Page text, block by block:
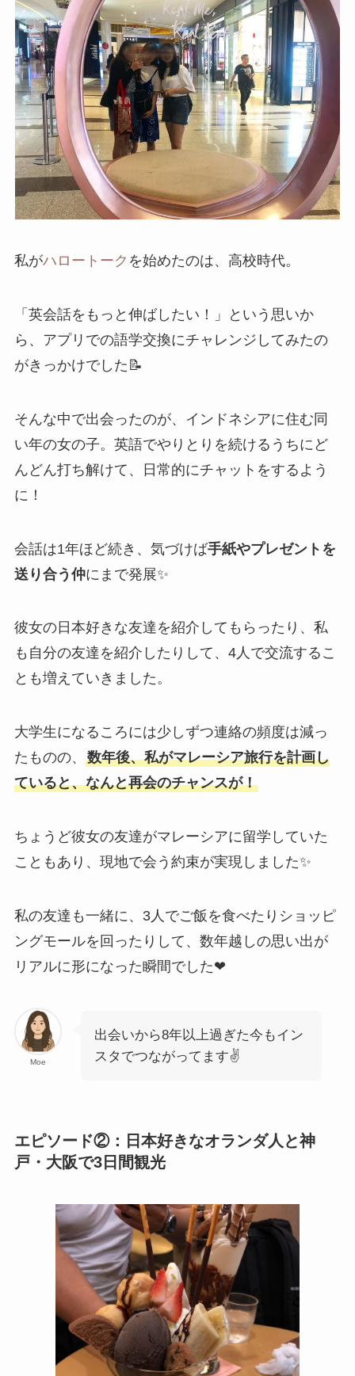
私がハロートーク を始めたのは、高校時代。
「英会話をもっと伸ばしたい！」という思いか
ら、アプリでの語学交換にチャレンジしてみたの
がきっかけでした📝
そんな中で出会ったのが、インドネシアに住む同
い年の女の子。英語でやりとりを続けるうちにど
んどん打ち解けて、日常的にチャットをするよう
に！
会話は1年ほど続き、気づけば手紙やプレゼントを
送り合う仲にまで発展✨
彼女の日本好きな友達を紹介してもらったり、私
も自分の友達を紹介したりして、4人で交流するこ
とも増えていきました。
大学生になるころには少しずつ連絡の頻度は減っ
たものの、 数年後、私がマレーシア旅行を計画し
ていると、なんと再会のチャンスが！
ちょうど彼女の友達がマレーシアに留学していた
こともあり、現地で会う約束が実現しました✨
私の友達も一緒に、3人でご飯を食べたりショッピ
ングモールを回ったりして、数年越しの思い出が
リアルに形になった瞬間でした❤
Moe
出会いから8年以上過ぎた今もイン
スタでつながってます✌
エピソード②：日本好きなオランダ人と神
戸・大阪で3日間観光